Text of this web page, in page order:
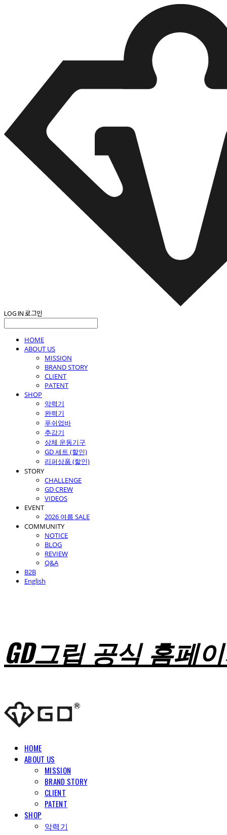
LOG IN로그인
HOME
ABOUT US
MISSION
BRAND STORY
CLIENT
PATENT
SHOP
악력기
완력기
푸쉬업바
추감기
상체 운동기구
GD 세트 (할인)
리퍼상품 (할인)
STORY
CHALLENGE
GD CREW
VIDEOS
EVENT
2026 여름 SALE
COMMUNITY
NOTICE
BLOG
REVIEW
Q&A
B2B
English
GD그립 공식 홈페
HOME
ABOUT US
MISSION
BRAND STORY
CLIENT
PATENT
SHOP
악력기